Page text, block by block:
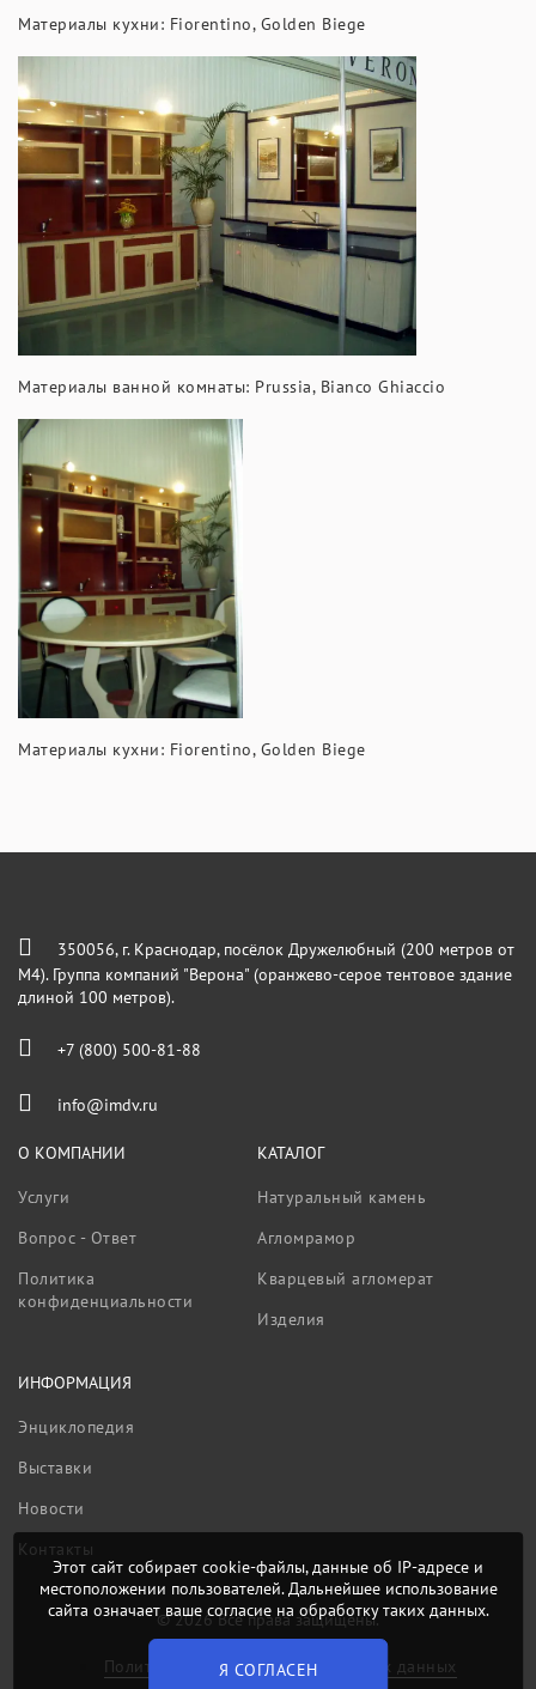
Материалы кухни: Fiorentino, Golden Biege
Материалы ванной комнаты: Prussia, Bianco Ghiaccio
Материалы кухни: Fiorentino, Golden Biege
350056, г. Краснодар, посёлок Дружелюбный (200 метров от
М4). Группа компаний "Верона" (оранжево-серое тентовое здание
длиной 100 метров).
+7 (800) 500-81-88
info@imdv.ru
О КОМПАНИИ
Услуги
Вопрос - Ответ
Политика
конфиденциальности
КАТАЛОГ
Натуральный камень
Агломрамор
Кварцевый агломерат
Изделия
ИНФОРМАЦИЯ
Энциклопедия
Выставки
Новости
Контакты
© 2026 Все права защищены.
Политика обработки персональных данных
Этот сайт собирает cookie-файлы, данные об IP-адресе и
местоположении пользователей. Дальнейшее использование
сайта означает ваше согласие на обработку таких данных.
Я СОГЛАСЕН